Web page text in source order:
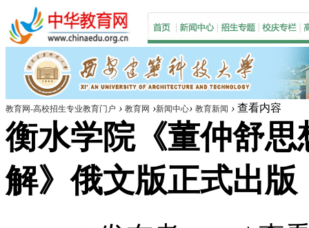
教育网-高校招生专业教育门户 › 教育网 ›新闻中心› 教育新闻 › 查看内容
衡水学院《董仲舒思
解》俄文版正式出版